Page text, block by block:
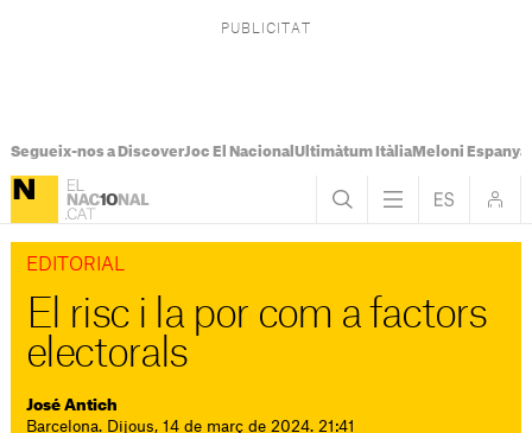
Segueix-nos a DiscoverJoc El Nacional Ultimàtum ItàliaMeloni Espanya
EDITORIAL
El risc i la por com a factors
electorals
José Antich
Barcelona. Dijous, 14 de març de 2024. 21:41